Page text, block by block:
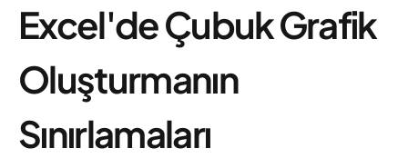
Excel'de Çubuk Grafik
Oluşturmanın
Sınırlamaları